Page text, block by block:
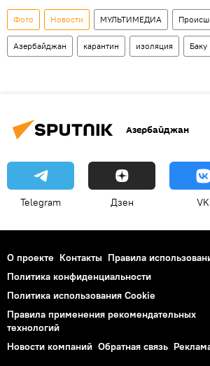
Фото Новости МУЛЬТИМЕДИА
Азербайджан карантин изоляция Баку
Азербайджан
Telegram Дзен VK
О проекте Контакты Правила
Политика конфиденциальности
Политика использования Cookie
Правила применения рекомендательных
технологий
Новости компаний Обратная связь